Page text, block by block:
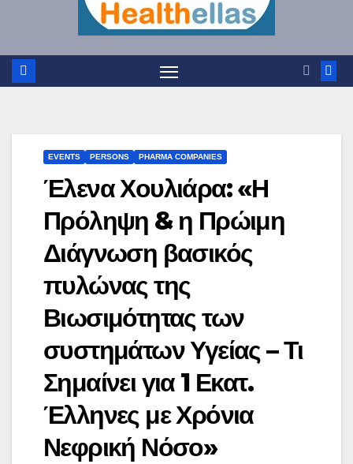
EVENTS PERSONS PHARMA COMPANIES
Έλενα Χουλιάρα: «Η
Πρόληψη & η Πρώιμη
Διάγνωση βασικός
πυλώνας της
Βιωσιμότητας των
συστημάτων Υγείας – Τι
Σημαίνει για 1 Εκατ.
Έλληνες με Χρόνια
Νεφρική Νόσο»